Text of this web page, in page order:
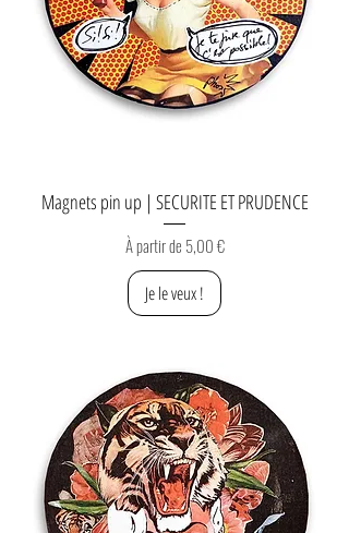
Magnets pin up | SECURITE ET PRUDENCE
À partir de 5,00 €
Prix promotionnel
Je le veux !